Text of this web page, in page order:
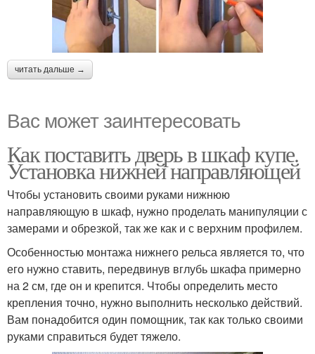
читать дальше →
Вас может заинтересовать
Как поставить дверь в шкаф купе.
Установка нижней направляющей
Чтобы установить своими руками нижнюю
направляющую в шкаф, нужно проделать манипуляции с
замерами и обрезкой, так же как и с верхним профилем.
Особенностью монтажа нижнего рельса является то, что
его нужно ставить, передвинув вглубь шкафа примерно
на 2 см, где он и крепится. Чтобы определить место
крепления точно, нужно выполнить несколько действий.
Вам понадобится один помощник, так как только своими
руками справиться будет тяжело.